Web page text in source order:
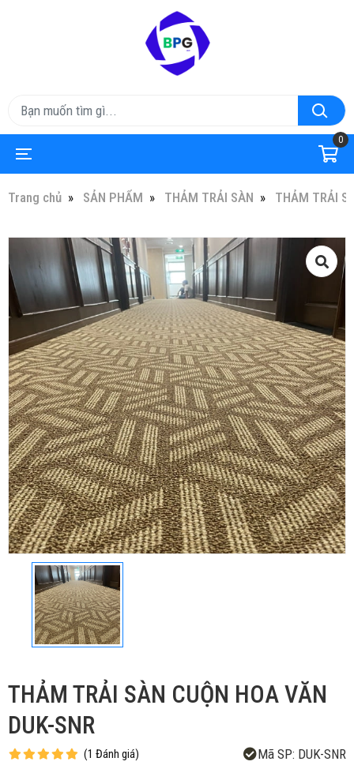
0
Trang chủ SẢN PHẨM THẢM TRẢI SÀN THẢM TRẢI
THẢM TRẢI SÀN CUỘN HOA VĂN
DUK-SNR
(1 Đánh giá) Mã SP: DUK-SNR